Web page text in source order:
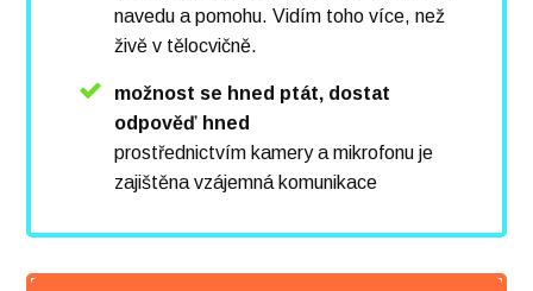
navedu a pomohu. Vidím toho více, než
živě v tělocvičně.
možnost se hned ptát, dostat
odpověď hned
prostřednictvím kamery a mikrofonu je
zajištěna vzájemná komunikace